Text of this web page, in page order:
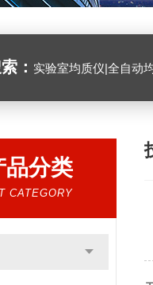
： 实验室均质仪|全自动
品分类
CATEGORY